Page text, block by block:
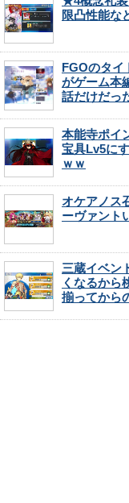
限凸性能な
FGOのタイ
がゲーム本
話だけだっ
本能寺ポイ
宝具Lv5に
ｗｗ
オケアノス
ーヴァント
三蔵イベン
くなるから
揃ってから